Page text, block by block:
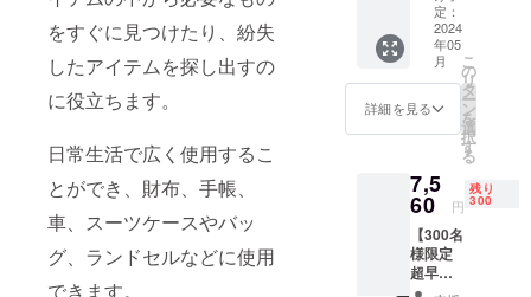
をすぐに見つけたり、紛失
したアイテムを探し出すの
に役立ちます。
日常生活で広く使用するこ
とができ、財布、手帳、
車、スーツケースやバッ
グ、ランドセルなどに使用
できます。
おります。
製品及び配
送に関する
お問い合わ
support@gat
her-tech.jp
「MOY
AGOA
」×1 定
価:10,5
00円
（税
込） ※
送料無
本国内
限定）
内容
物： ・
「MOY
AGOA
定：
2024
年05
月
詳細を見る
こ
の
リ
タ
ー
ン
を
選
択
す
る
7,5
60 円
残り
300
【300名
様限定
超早割
28％OF